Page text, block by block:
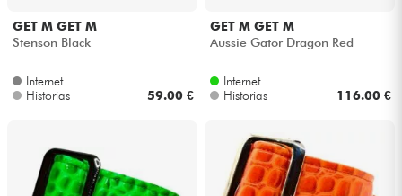
GET M GET M
Stenson Black
Internet
Historias
59.00 €
GET M GET M
Aussie Gator Dragon Red
Internet
Historias
116.00 €